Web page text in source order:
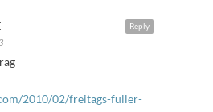
Reply
2010/02/freitags-fuller-